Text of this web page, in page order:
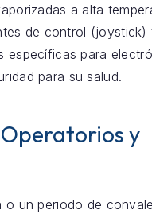
a alta
de control
específicas para
para su salud.
y
o un periodo de